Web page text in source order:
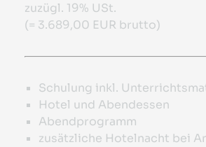
zuzügl. 19% USt.
(= 3.689,00 EUR brutto)
Schulung inkl.
Hotel und Abendessen
Abendprogramm
zusätzliche Hotelnacht bei